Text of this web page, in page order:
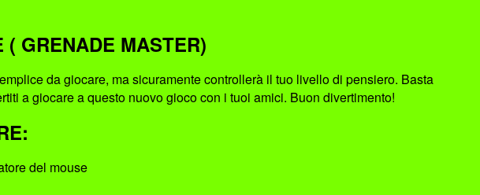
GRENADE MASTER)
da giocare, ma sicuramente controllerà il tuo livello di pensiero. Basta
a giocare a questo nuovo gioco con i tuoi amici. Buon divertimento!
del mouse